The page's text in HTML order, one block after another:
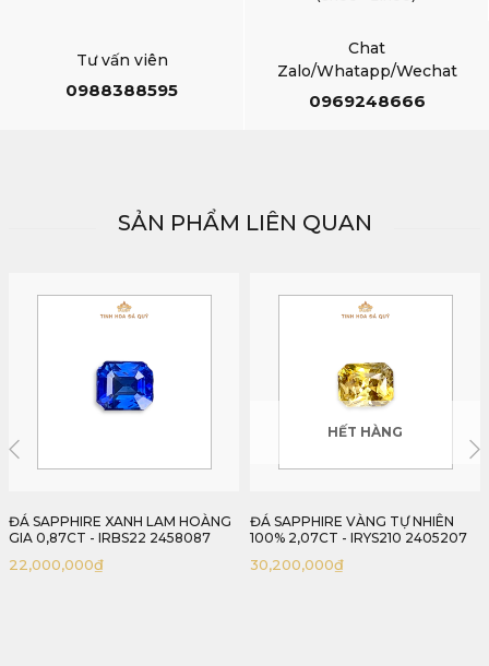
Tư vấn viên
0988388595
Chat
Zalo/Whatapp/Wechat
0969248666
SẢN PHẨM LIÊN QUAN
ĐÁ SAPPHIRE VÀNG TỰ NHIÊN
100% 2,07CT - IRYS210 2405207
30,200,000₫
ĐÁ SAPPHIRE VÀNG TỰ NHIÊN
100% 3,00CT - IRYS66 2405300
66,000,000₫